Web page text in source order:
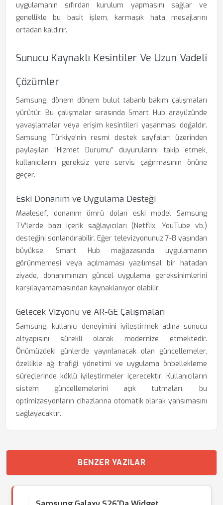
uygulamanın sıfırdan kurulum yapmasını sağlar ve
genellikle bu basit işlem, karmaşık hata mesajlarını
ortadan kaldırır.
Sunucu Kaynaklı Kesintiler Ve Uzun Vadeli
Çözümler
Samsung, dönem dönem bulut tabanlı bakım çalışmaları
yürütür. Bu çalışmalar sırasında Smart Hub arayüzünde
yavaşlamalar veya erişim kesintileri yaşanması doğaldır.
Samsung Türkiye’nin resmi destek sayfaları üzerinden
paylaşılan “Hizmet Durumu” duyurularını takip etmek,
kullanıcıların gereksiz yere servis çağırmasının önüne
geçer.
Eski Donanım ve Uygulama Desteği
Maalesef, donanım ömrü dolan eski model Samsung
TV'lerde bazı içerik sağlayıcıları (Netflix, YouTube vb.)
desteğini sonlandırabilir. Eğer televizyonunuz 7-8 yaşından
büyükse, Smart Hub mağazasında uygulamanın
görünmemesi veya açılmaması yazılımsal bir hatadan
ziyade, donanımınızın güncel uygulama gereksinimlerini
karşılayamamasından kaynaklanıyor olabilir.
Gelecek Vizyonu ve AR-GE Çalışmaları
Samsung, kullanıcı deneyimini iyileştirmek adına sunucu
altyapısını sürekli olarak modernize etmektedir.
Önümüzdeki günlerde yayınlanacak olan güncellemeler,
özellikle ağ trafiği yönetimi ve uygulama önbellekleme
süreçlerinde köklü iyileştirmeler içerecektir. Kullanıcıların
sistem güncellemelerini açık tutmaları, bu
optimizasyonların cihazlarına otomatik olarak yansımasını
sağlayacaktır.
BENZER YAZILAR